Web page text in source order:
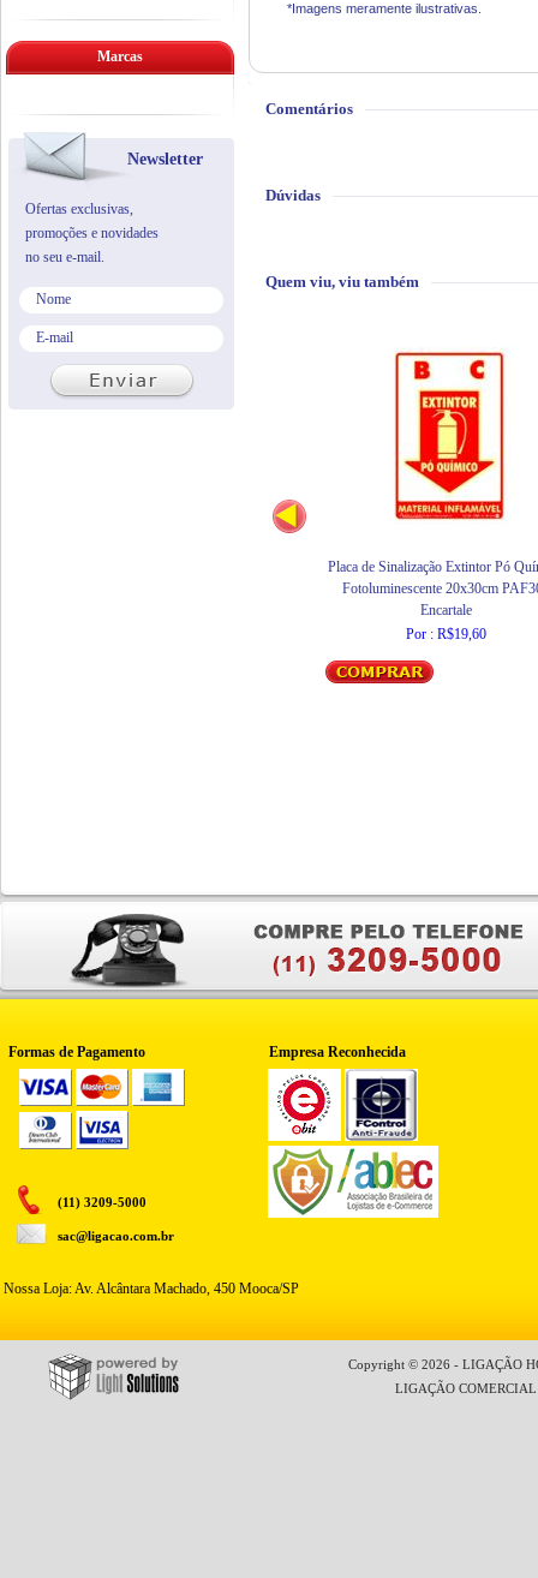
*Imagens meramente ilustrativas.
Comentários
Dúvidas
Quem viu, viu também
Placa de Sinalização Extintor Pó
Fotoluminescente 20x30cm
Encartale
Por : R$19,60
Marcas
Newsletter
Ofertas exclusivas,
promoções e novidades
no seu e-mail.
Formas de Pagamento Empresa Reconhecida
(11) 3209-5000
sac@ligacao.com.br
Nossa Loja: Av. Alcântara Machado, 450 Mooca/SP
Copyright © 2026 - LIGAÇÃO
LIGAÇÃO